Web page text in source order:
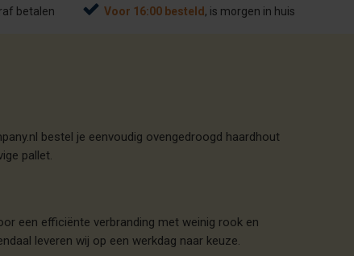
betalen Voor 16:00 besteld , is morgen in huis
bestel je eenvoudig ovengedroogd haardhout
pallet.
een efficiënte verbranding met weinig rook en
leveren wij op een werkdag naar keuze.